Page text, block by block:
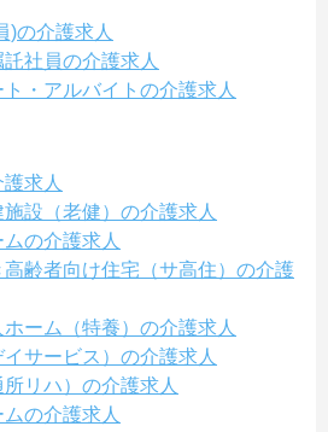
)の介護求人
社員の介護求人
・アルバイトの介護求人
求人
設（老健）の介護求人
の介護求人
齢者向け住宅（サ高住）の介護
ーム（特養）の介護求人
サービス）の介護求人
リハ）の介護求人
の介護求人